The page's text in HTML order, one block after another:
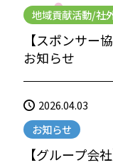
地域貢献活動/社
【スポンサー
お知らせ
2026.04.03
お知らせ
【グループ会